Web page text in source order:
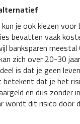
je ook kiezen voor
bevatten vaak
banksparen
zich over 20-30
is dat je geen
betekent dat je het
en dus zonder
wordt dit risico door